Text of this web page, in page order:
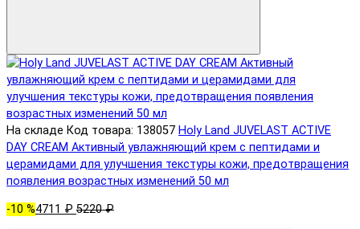
На складе Код товара: 138057 Holy Land JUVELAST ACTIVE
DAY CREAM Активный увлажняющий крем с пептидами и
церамидами для улучшения текстуры кожи, предотвращения
появления возрастных изменений 50 мл
-10 %4711 ₽ 5220 ₽